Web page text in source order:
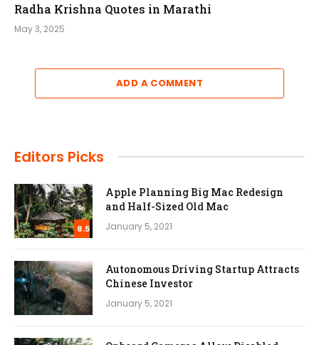
Radha Krishna Quotes in Marathi
May 3, 2025
ADD A COMMENT
Editors Picks
8.5
Apple Planning Big Mac Redesign
and Half-Sized Old Mac
January 5, 2021
Autonomous Driving Startup Attracts
Chinese Investor
January 5, 2021